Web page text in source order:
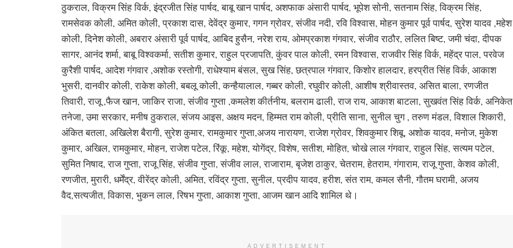
ठुकराल, विक्रम सिंह विर्क, इंद्रजीत सिंह पार्षद, बाबू खान पार्षद, अशफाक अंसारी पार्षद, भूपेश सोनी, सतनाम सिंह, विक्रम सिंह,
रामसेवक कोली, अमित कोली, प्रकाश दास, देवेंद्र कुमार, गगन ग्रोवर, संजीव नदी, रवि विश्वास, मोहन कुमार पूर्व पार्षद, सुरेश यादव ,महेश
कोली, दिनेश कोली, अबरार अंसारी पूर्व पार्षद, आबिद हुसैन, नरेश राय, ओमप्रकाश गंगवार, संजीव राठौर, ललित बिष्ट, जमी चंदा, दीपक
सागर, आनंद शर्मा, बाबू विश्वकर्मा, सतीश कुमार, राहुल प्रजापति, कुंवर पाल कोली, रमन विश्वास, राजवीर सिंह विर्क, महेंद्र पाल, परवेज
कुरैशी पार्षद, आदेश गंगवार ,अशोक रस्तोगी, राधेश्याम बंसल, सुख सिंह, छत्रपाल गंगवार, किशोर हालदार, हरप्रीत सिंह विर्क, आकाश
भुसरी, दानवीर कोली, राकेश कोली, बबलू कोली, कन्हैयालाल, गब्बर कोली, रघुवीर कोली, आशीष श्रीवास्तव, असित बाला, रणजीत
तिवारी, राजू ,फैज खान, जाकिर राजा, संजीव गुप्ता ,कमलेश कीर्तनीय, बलराम ढाली, राज राय, आकाश बाटला, सुखवंत सिंह विर्क, अनिकेत
तनेजा, उमा सरकार, मनीष ठुकराल, संजय आइस, अक्षय मदन, हिम्मत राम कोली, प्रीति साना, सुनील चुग , तरुण मंडल, विशाल शिकारी,
अंकित बतला, अखिलेश बैरागी, सुरेश कुमार, रामकुमार गुप्ता,अजय नारायण, राजेश ग्रोवर, शिवकुमार शिबू, अशोक यादव, मनोज, मुकेश
कुमार, अखिल, रामकुमार, मोहन, राजेश पटेल, रिंकू, महेश, योगेंद्र, विशेष, सतीश, मोहित, चोखे लाल गंगवार, राहुल सिंह, सत्यम पटेल,
सुमित निषाद, राज गुप्ता, राजू सिंह, संजीव गुप्ता, संजीव लाल, राजाराम, बृजेश ठाकुर, चेतराम, हेतराम, गंगाराम, राजू गुप्ता, केशव कोली,
रणजीत, मुरारी, धर्मेंद्र, वीरेंद्र कोली, अमित, रविंद्र गुप्ता, सुनील, प्रदीप यादव, हरीश, संत राम, कमल सैनी, गौतम घरामी, अजय
वैद,सत्यजीत, विकास, भुकन लाल, रिषभ गुप्ता, आकाश गुप्ता, आजम खान आदि शामिल थे।
ADVERTISEMENT